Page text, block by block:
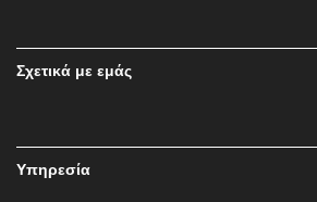
Σχετικά με εμάς
Υπηρεσία